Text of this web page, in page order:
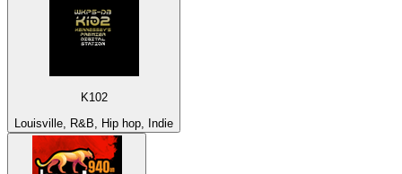
K102
Louisville, R&B, Hip hop, Indie